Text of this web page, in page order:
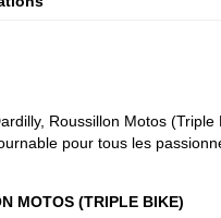
Roussillon Motos (Triple
pour tous les
MOTOS (TRIPLE BIKE)